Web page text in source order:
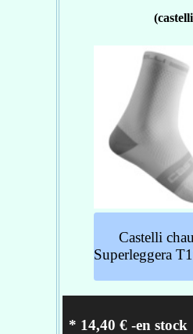
Bande de
Tige de 9 cm
Couleur: noir
Réf : 4520044-010
Castelli
Superleggera
* 14,40 € -en stock